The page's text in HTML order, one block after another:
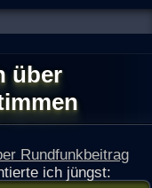
über
Rundfunkbeitrag
ich jüngst: